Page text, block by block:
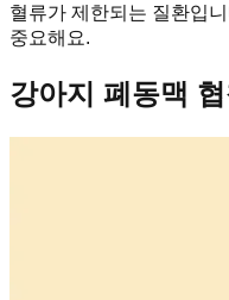
혈류가 제한되는 질환입
중요해요.
강아지 폐동맥